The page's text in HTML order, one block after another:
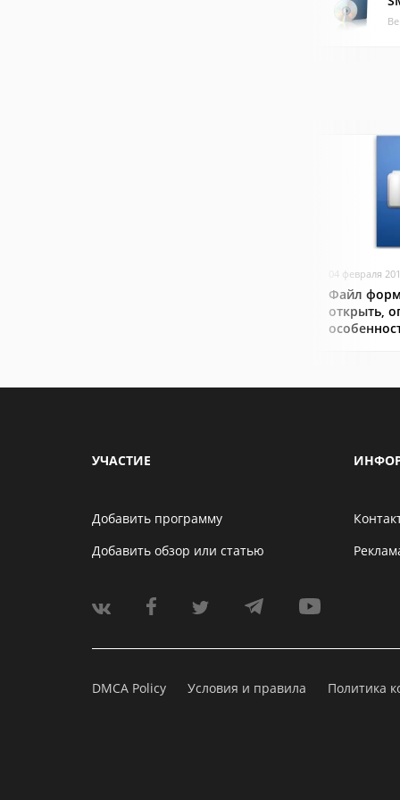
04 февраля
Файл
открыть,
УЧАСТИЕ
Добавить программу
Добавить обзор или статью
DMCA Policy Условия и правила Политика